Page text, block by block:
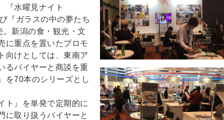
『水曜見ナイト
『ガラスの中の夢たち
新潟の食・観光・文
に重点を置いたプロモ
向けとしては、東南ア
るバイヤーと商談を重
を70本のシリーズとし
ト』を単発で定期的に
に取り扱うバイヤーと